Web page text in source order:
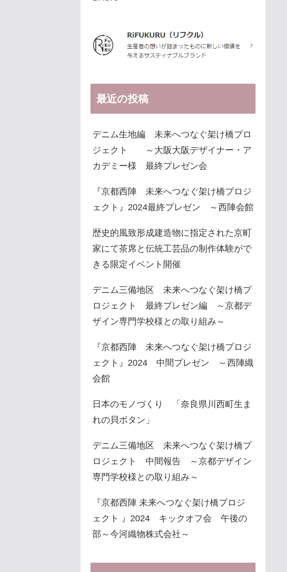
最近の投稿
デニム生地編 未来へつなぐ架け橋プロ
ジェクト ～大阪大阪デザイナー・ア
カデミー様 最終プレゼン会
『京都西陣 未来へつなぐ架け橋プロジ
ェクト』2024最終プレゼン ～西陣会館
歴史的風致形成建造物に指定された京町
家にて茶席と伝統工芸品の制作体験がで
きる限定イベント開催
デニム三備地区 未来へつなぐ架け橋プ
ロジェクト 最終プレゼン編 ～京都デ
ザイン専門学校様との取り組み～
『京都西陣 未来へつなぐ架け橋プロジ
ェクト』2024 中間プレゼン ～西陣織
会館
日本のモノづくり 「奈良県川西町生ま
れの貝ボタン」
デニム三備地区 未来へつなぐ架け橋プ
ロジェクト 中間報告 ～京都デザイン
専門学校様との取り組み～
『京都西陣 未来へつなぐ架け橋プロジ
ェクト 』2024 キックオフ会 午後の
部～今河織物株式会社～